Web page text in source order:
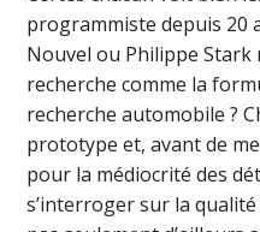
programmiste depuis 20
Nouvel ou Philippe Stark
recherche comme la
recherche automobile ?
prototype et, avant de
pour la médiocrité des
s’interroger sur la